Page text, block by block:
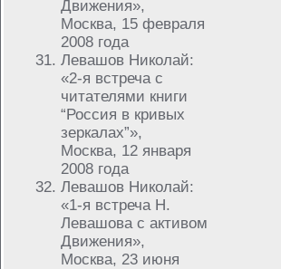
Движения»,
Москва, 15 февраля
2008 года
Левашов Николай:
«2-я встреча с
читателями книги
“Россия в кривых
зеркалах”»,
Москва, 12 января
2008 года
Левашов Николай:
«1-я встреча Н.
Левашова с активом
Движения»,
Москва, 23 июня